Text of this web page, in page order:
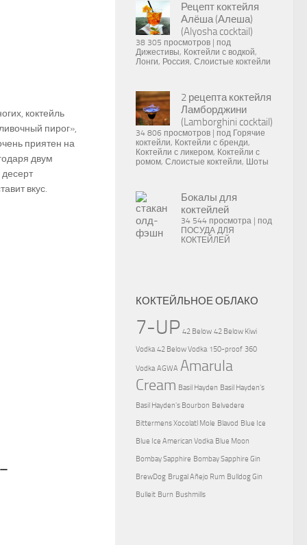
коктейль
пирог»,
приятен на
двум
вкус.
Рецепт коктейля
Алёша (Алеша)
(Alyosha cocktail)
38 305 просмотров
под
Дижестивы, Коктейли с водкой,
Лонги, Россия, Слоистые коктейли
2 рецепта коктейля
Ламборджини
(Lamborghini cocktail)
34 806 просмотров под Горячие
коктейли, Коктейли с бренди,
Коктейли с ликером, Коктейли с
ромом, Слоистые коктейли, Шоты
Бокалы для
коктейлей
34 544 просмотра
под
ПОСУДА ДЛЯ
КОКТЕЙЛЕЙ
КОКТЕЙЛЬНОЕ ОБЛАКО
7-UP 42 Below 42 Below Kiwi
Vodka 42 Below Vodka 150-proof 360
Vodka AGWA Amarula
Cream Basil Hayden Basil Hayden's
Basil Hayden's Bourbon Belvedere
Bittermens Xocolatl Mole Blavod Blue Ice
Blue Ice American Vodka Blue Moon
Bombay Sapphire Bombay Sapphire Gin
BrewDog Brugal Añejo Rum Bulldog Gin
Bulleit Burn Bushmills